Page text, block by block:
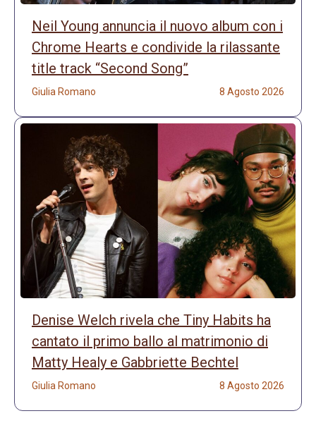
Neil Young annuncia il nuovo album con i
Chrome Hearts e condivide la rilassante
title track “Second Song”
Giulia Romano 8 Agosto 2026
Denise Welch rivela che Tiny Habits ha
cantato il primo ballo al matrimonio di
Matty Healy e Gabbriette Bechtel
Giulia Romano 8 Agosto 2026